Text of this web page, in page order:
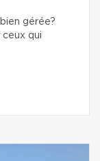
gérée?
ceux qui